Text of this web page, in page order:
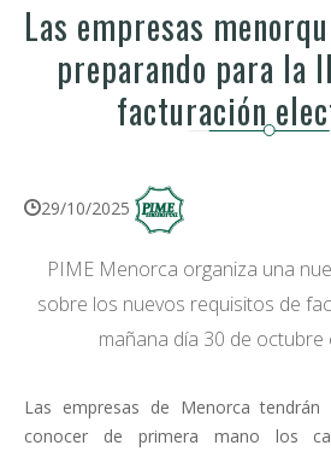
Las empresas
preparando para la
facturación
29/10/2025
PIME Menorca organiza una
sobre los nuevos requisitos de
mañana día 30 de octubre
Las empresas de Menorca
conocer de primera mano los